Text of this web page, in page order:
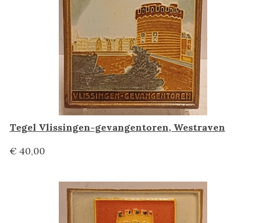
Tegel Vlissingen-gevangentoren, Westraven
€ 40,00